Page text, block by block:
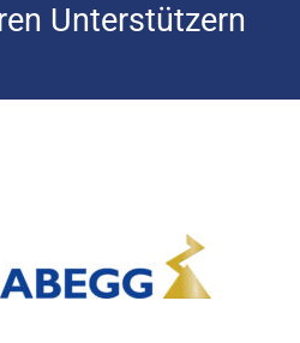
Unterstützern